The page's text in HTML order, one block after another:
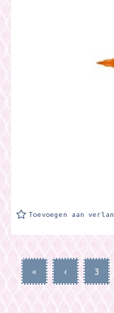
Toevoegen aan
« ‹ 3